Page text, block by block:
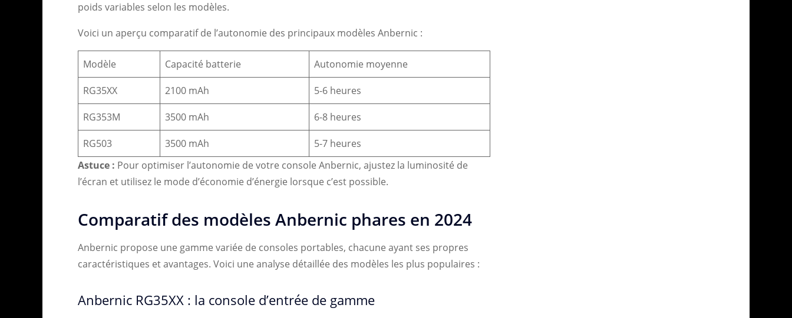
poids variables selon les modèles.
Voici un aperçu comparatif de l’autonomie des principaux modèles Anbernic :
Modèle Capacité batterie Autonomie moyenne
RG35XX 2100 mAh 5-6 heures
RG353M 3500 mAh 6-8 heures
RG503 3500 mAh
5-7 heures
Astuce : Pour optimiser l’autonomie de votre console Anbernic, ajustez la luminosité de
l’écran et utilisez le mode d’économie d’énergie lorsque c’est possible.
Comparatif des modèles Anbernic phares en 2024
Anbernic propose une gamme variée de consoles portables, chacune ayant ses propres
caractéristiques et avantages. Voici une analyse détaillée des modèles les plus populaires :
Anbernic RG35XX : la console d’entrée de gamme